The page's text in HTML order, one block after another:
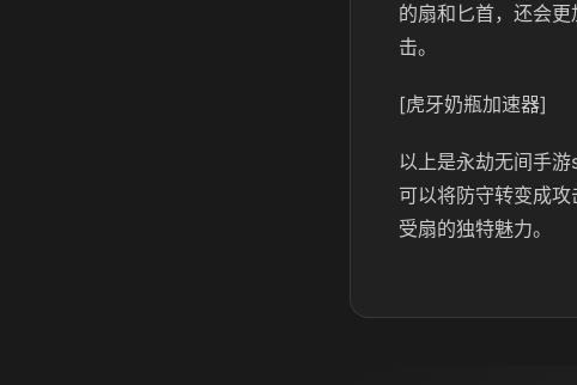
的扇和匕首，还会
击。
[虎牙奶瓶加速器]
以上是永劫无间手
可以将防守转变成
受扇的独特魅力。